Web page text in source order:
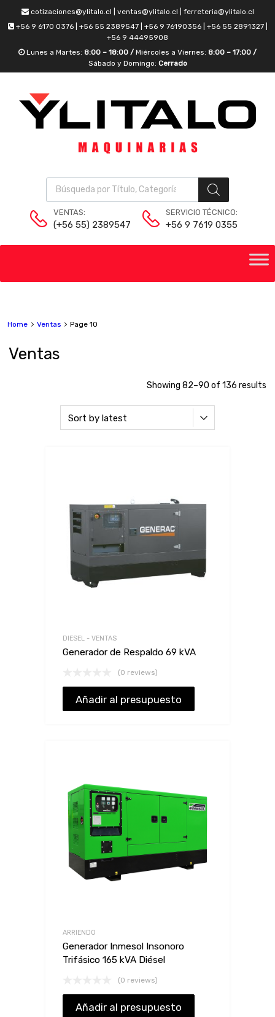
cotizaciones@ylitalo.cl | ventas@ylitalo.cl | ferreteria@ylitalo.cl
+56 9 6170 0376 | +56 55 2389547 | +56 9 76190356 | +56 55 2891327 |
+56 9 44495908
Lunes a Martes: 8:00 – 18:00 / Miércoles a Viernes: 8:00 – 17:00 /
Sábado y Domingo: Cerrado
VENTAS:
(+56 55) 2389547
SERVICIO TÉCNICO:
+56 9 7619 0355
Home Ventas Page 10
Ventas
Showing 82–90 of 136 results
DIESEL - VENTAS
Generador de Respaldo 69 kVA
(0 reviews)
Añadir al presupuesto
ARRIENDO
Generador Inmesol Insonoro
Trifásico 165 kVA Diésel
(0 reviews)
Añadir al presupuesto